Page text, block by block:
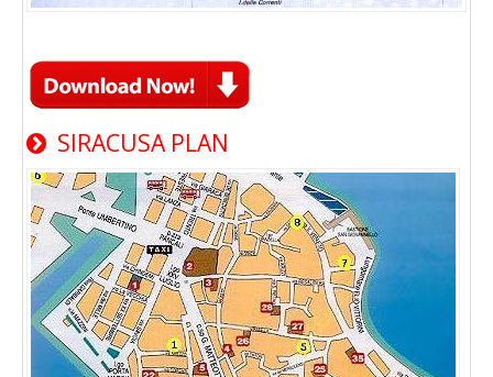
SIRACUSA PLAN